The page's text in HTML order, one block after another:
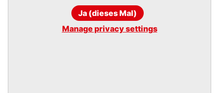
Ja (dieses Mal)
Manage privacy settings